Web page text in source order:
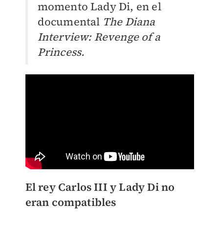
momento Lady Di, en el
documental The Diana
Interview: Revenge of a
Princess.
El rey Carlos III y Lady Di no
eran compatibles